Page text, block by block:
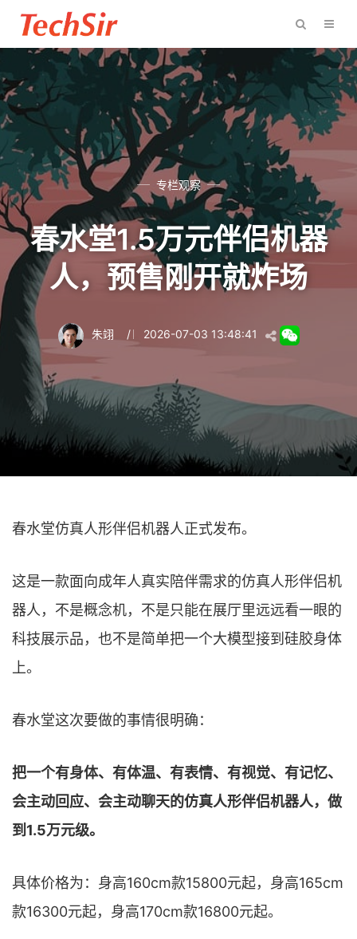
专栏观察
春水堂1.5万元伴侣机器
人，预售刚开就炸场
朱翊 / 2026-07-03 13:48:41
春水堂仿真人形伴侣机器人正式发布。
这是一款面向成年人真实陪伴需求的仿真人形伴侣机
器人，不是概念机，不是只能在展厅里远远看一眼的
科技展示品，也不是简单把一个大模型接到硅胶身体
上。
春水堂这次要做的事情很明确：
把一个有身体、有体温、有表情、有视觉、有记忆、
会主动回应、会主动聊天的仿真人形伴侣机器人，做
到1.5万元级。
具体价格为：身高160cm款15800元起，身高165cm
款16300元起，身高170cm款16800元起。